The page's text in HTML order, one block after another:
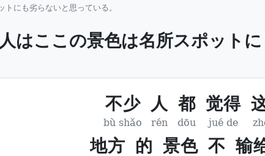
にも劣らないと思っている。
はここの景色は名所スポット
不少 人 都 觉得
bù shǎo rén dōu jué de
地方 的 景色 不 输